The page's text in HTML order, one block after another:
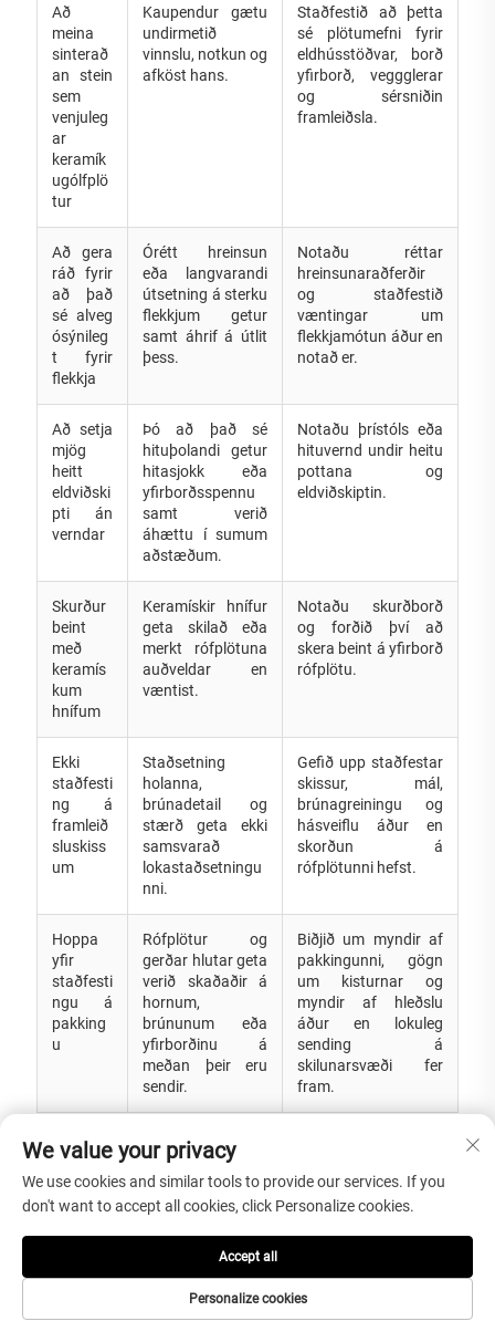
Að
meina
sinterað
an stein
sem
venjuleg
ar
keramík
ugólfplö
tur
Kaupendur gætu
undirmetið
vinnslu, notkun og
afköst hans.
Staðfestið að þetta
sé plötumefni fyrir
eldhússtöðvar, borð
yfirborð, veggglerar
og sérsniðin
framleiðsla.
Að gera
ráð fyrir
að það
sé alveg
ósýnileg
t fyrir
flekkja
Órétt hreinsun
eða langvarandi
útsetning á sterku
flekkjum getur
samt áhrif á útlit
þess.
Notaðu réttar
hreinsunaraðferðir
og staðfestið
væntingar um
flekkjamótun áður en
notað er.
Að setja
mjög
heitt
eldviðski
pti án
verndar
Þó að það sé
hituþolandi getur
hitasjokk eða
yfirborðsspennu
samt verið
áhættu í sumum
aðstæðum.
Notaðu þrístóls eða
hituvernd undir heitu
pottana og
eldviðskiptin.
Skurður
beint
með
keramís
kum
hnífum
Keramískir hnífur
geta skilað eða
merkt rófplötuna
auðveldar en
væntist.
Notaðu skurðborð
og forðið því að
skera beint á yfirborð
rófplötu.
Ekki
staðfesti
ng á
framleið
sluskiss
um
Staðsetning
holanna,
brúnadetail og
stærð geta ekki
samsvarað
lokastaðsetningu
nni.
Gefið upp staðfestar
skissur, mál,
brúnagreiningu og
hásveiflu áður en
skorðun á
rófplötunni hefst.
Hoppa
yfir
staðfesti
ngu á
pakking
u
Rófplötur og
gerðar hlutar geta
verið skaðaðir á
hornum,
brúnunum eða
yfirborðinu á
meðan þeir eru
sendir.
Biðjið um myndir af
pakkingunni, gögn
um kisturnar og
myndir af hleðslu
áður en lokuleg
sending á
skilunarsvæði fer
fram.
Algengar spurningar
1. Hvað er sinteruð steinnplata?
Sinteruð steinplata er nýr tegund plötumaterials sem framleidd er
með öðru grunn efni, framleiðsluferli og eldunarferli en venjulegar
We value your privacy
We use cookies and similar tools to provide our services. If you
don't want to accept all cookies, click Personalize cookies.
Personalize cookies
Accept all